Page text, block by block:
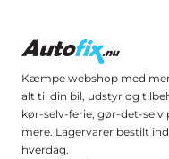
Kæmpe webshop med
alt til din bil, udstyr og
kør-selv-ferie, gør-det-
mere. Lagervarer bestilt
hverdag.